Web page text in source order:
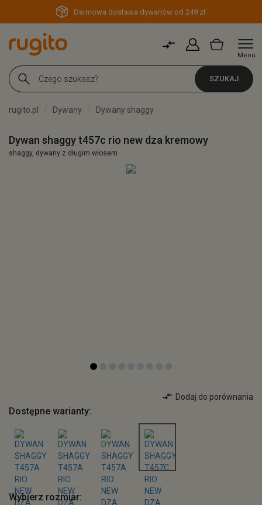
Darmowa dostawa dywanów od 249 zł
Menu
SZUKAJ
rugito.pl Dywany Dywany shaggy
Dywan shaggy t457c rio new dza kremowy
shaggy, dywany z długim włosem
Dodaj do porównania
Dostępne warianty:
Wybierz rozmiar: